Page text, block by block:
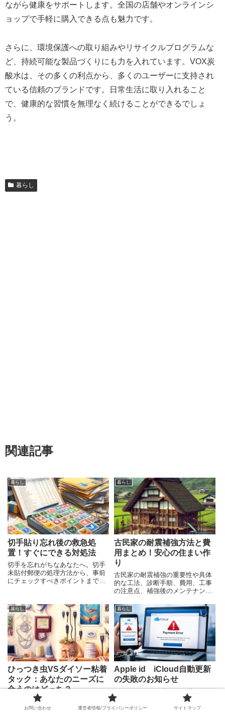
ながら健康をサポートします。全国の店舗やオンラインシ
ョップで手軽に購入できる点も魅力です。
さらに、環境保護への取り組みやリサイクルプログラムな
ど、持続可能な製品づくりにも力を入れています。VOX炭
酸水は、その多くの利点から、多くのユーザーに支持され
ている信頼のブランドです。日常生活に取り入れること
で、健康的な習慣を無理なく続けることができるでしょ
う。
暮らし
関連記事
暮らし
切手貼り忘れ後の救急処
置！すぐにできる対処法
切手を忘れがちなあなたへ。切手
未貼付郵便の処理方法から、事前
にチェックすべきポイントまで詳
暮らし
古民家の耐震補強方法と費
用まとめ！安心の住まい作
り
古民家の耐震補強の重要性や具体
的な工法、診断手順、費用、工事
の注意点、補強後のメンテナンス
切な家と家族を守るための情報が
満載です。
暮らし
ひっつき虫VSダイソー粘着
タック：あなたのニーズに
合うのはどっち？
「ひっつき虫」と「ダイソー粘着
タック」の特性から安全性まで徹
暮らし
Aррlе іd іClоud自動更新
の失敗のお知らせ
AppleやiCloudを装った不審なメー
ルは、普段からiPhoneやiCloud+を
利用している人ほど本物に見えや
お問い合わせ 運営者情報/プライバシーポリシー サイトマップ